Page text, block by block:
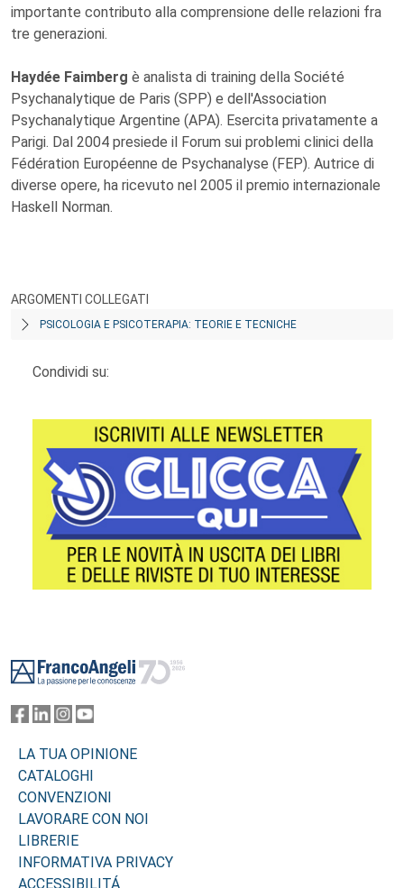
importante contributo alla comprensione delle relazioni fra
tre generazioni.
Haydée Faimberg è analista di training della Société
Psychanalytique de Paris (SPP) e dell'Association
Psychanalytique Argentine (APA). Esercita privatamente a
Parigi. Dal 2004 presiede il Forum sui problemi clinici della
Fédération Européenne de Psychanalyse (FEP). Autrice di
diverse opere, ha ricevuto nel 2005 il premio internazionale
Haskell Norman.
ARGOMENTI COLLEGATI
PSICOLOGIA E PSICOTERAPIA: TEORIE E TECNICHE
Condividi su:
LA TUA OPINIONE
CATALOGHI
CONVENZIONI
LAVORARE CON NOI
LIBRERIE
INFORMATIVA PRIVACY
ACCESSIBILITÁ